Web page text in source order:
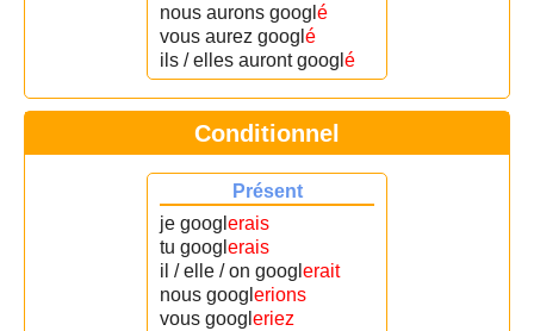
nous aurons googl é
vous aurez googl é
ils / elles auront googl é
Conditionnel
Présent
je googl erais
tu googl erais
il / elle / on googl erait
nous googl erions
vous googl eriez